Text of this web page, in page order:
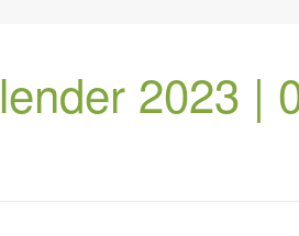
2023 |